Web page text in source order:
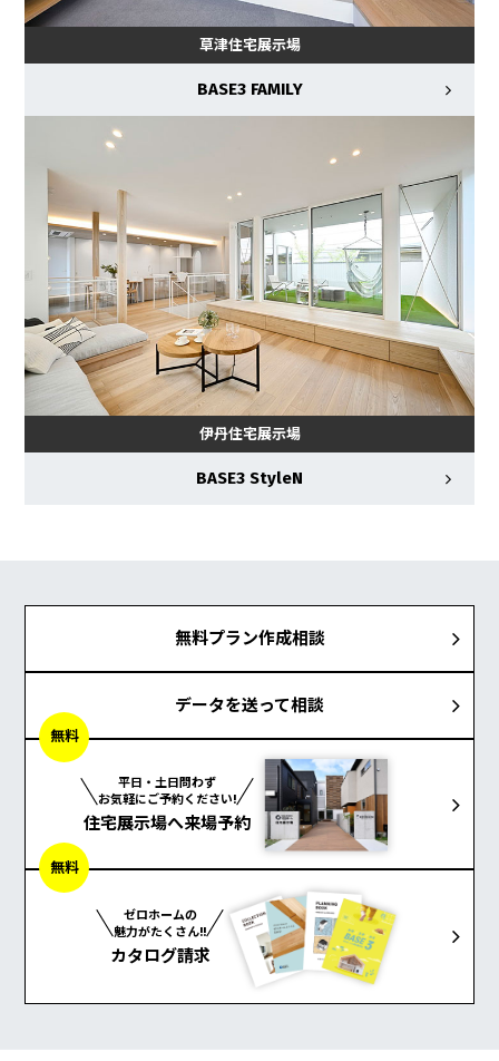
草津住宅展示場
BASE3 FAMILY
伊丹住宅展示場
BASE3 StyleN
無料プラン作成相談
データを送って相談
平日・土日問わず
お気軽にご予約ください!
住宅展示場へ来場予約
無料
ゼロホームの
魅力がたくさん!!
カタログ請求
無料